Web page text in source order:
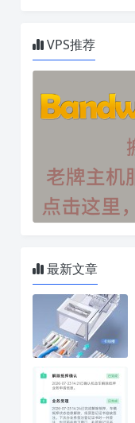
VPS推荐
最新文章